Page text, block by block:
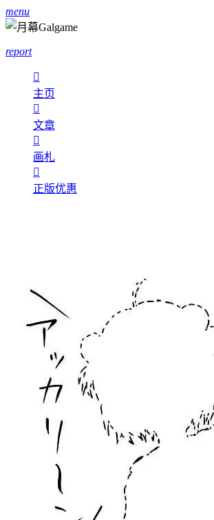
menu
report

主页

文章

画札

正版优惠